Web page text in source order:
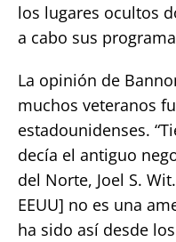
los lugares ocultos
a cabo sus
La opinión de
muchos veteranos
estadounidenses.
decía el antiguo
del Norte, Joel S.
EEUU] no es una
ha sido así desde